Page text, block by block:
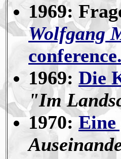
1969:
Wolfgang
1969: Die
"Im
1970:Eine